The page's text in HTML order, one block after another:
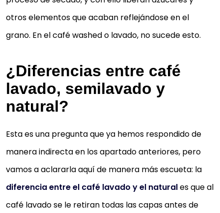
otros elementos que acaban reflejándose en el
grano. En el café washed o lavado, no sucede esto.
¿Diferencias entre café
lavado, semilavado y
natural?
Esta es una pregunta que ya hemos respondido de
manera indirecta en los apartado anteriores, pero
vamos a aclararla aquí de manera más escueta: la
diferencia entre el café lavado y el naturales que al
café lavado se le retiran todas las capas antes de